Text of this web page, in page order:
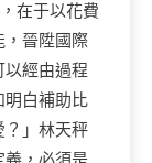
，在于以花費
，晉陞國際
經由過程
明白補助比
？」林天秤